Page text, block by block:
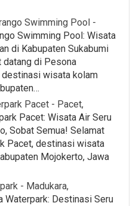
Swimming Pool -
Swimming Pool: Wisata
di Kabupaten Sukabumi
datang di Pesona
destinasi wisata kolam
Pacet - Pacet,
Pacet: Wisata Air Seru
Sobat Semua! Selamat
Pacet, destinasi wisata
Mojokerto, Jawa
- Madukara,
Waterpark: Destinasi Seru